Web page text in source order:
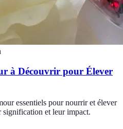
à Découvrir pour Élever
essentiels pour nourrir et élever
signification et leur impact.